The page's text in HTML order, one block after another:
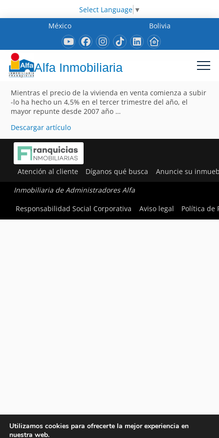
Select Language ▼
México
Bolivia
Alfa Inmobiliaria
Mientras el precio de la vivienda en venta comienza a subir
-lo ha hecho un 4,5% en el tercer trimestre del año, el
mayor repunte desde 2007 año …
Descargar artículo
Atención al cliente Díganos qué busca Anuncie su
Inmobiliaria de Administradores Alfa
Responsabilidad Social Corporativa
Aviso legal Política de
Utilizamos cookies para ofrecerte la mejor experiencia en
nuestra web.